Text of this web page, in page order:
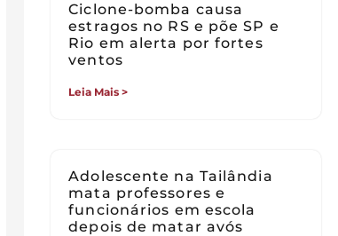
Ciclone-bomba causa
estragos no RS e põe SP e
Rio em alerta por fortes
ventos
Leia Mais >
Adolescente na Tailândia
mata professores e
funcionários em escola
depois de matar avós